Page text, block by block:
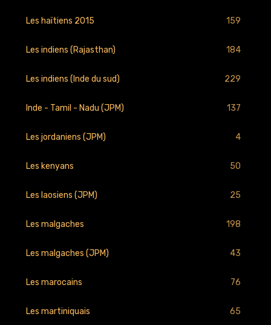
Les haïtiens 2015 159
Les indiens (Rajasthan) 184
Les indiens (Inde du sud) 229
Inde - Tamil - Nadu (JPM) 137
Les jordaniens (JPM) 4
Les kenyans 50
Les laosiens (JPM) 25
Les malgaches 198
Les malgaches (JPM) 43
Les marocains 76
Les martiniquais 65